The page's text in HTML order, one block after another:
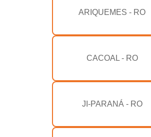
ARIQUEMES - RO
CACOAL - RO
JI-PARANÁ - RO